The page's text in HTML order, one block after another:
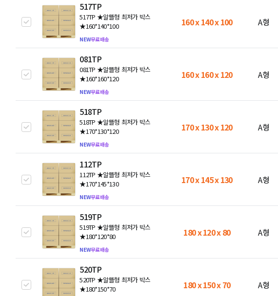
517TP
517TP ★알뜰형 최저가 박스
★160*140*100
NEW무료배송
160 x 140 x 100 A형
081TP
081TP ★알뜰형 최저가 박스
★160*160*120
NEW무료배송
160 x 160 x 120 A형
518TP
518TP ★알뜰형 최저가 박스
★170*130*120
NEW무료배송
170 x 130 x 120 A형
112TP
112TP ★알뜰형 최저가 박스
★170*145*130
NEW무료배송
170 x 145 x 130 A형
519TP
519TP ★알뜰형 최저가 박스
★180*120*80
NEW무료배송
180 x 120 x 80 A형
520TP
520TP ★알뜰형 최저가 박스
★180*150*70
180 x 150 x 70 A형